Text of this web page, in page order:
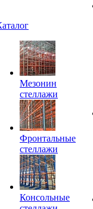
Мезонин
стеллажи
Фронтальные
стеллажи
Консольные